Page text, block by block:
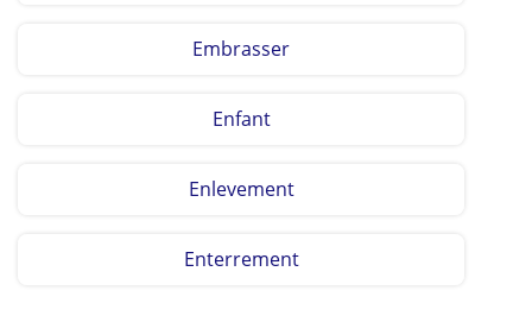
Embrasser
Enfant
Enlevement
Enterrement